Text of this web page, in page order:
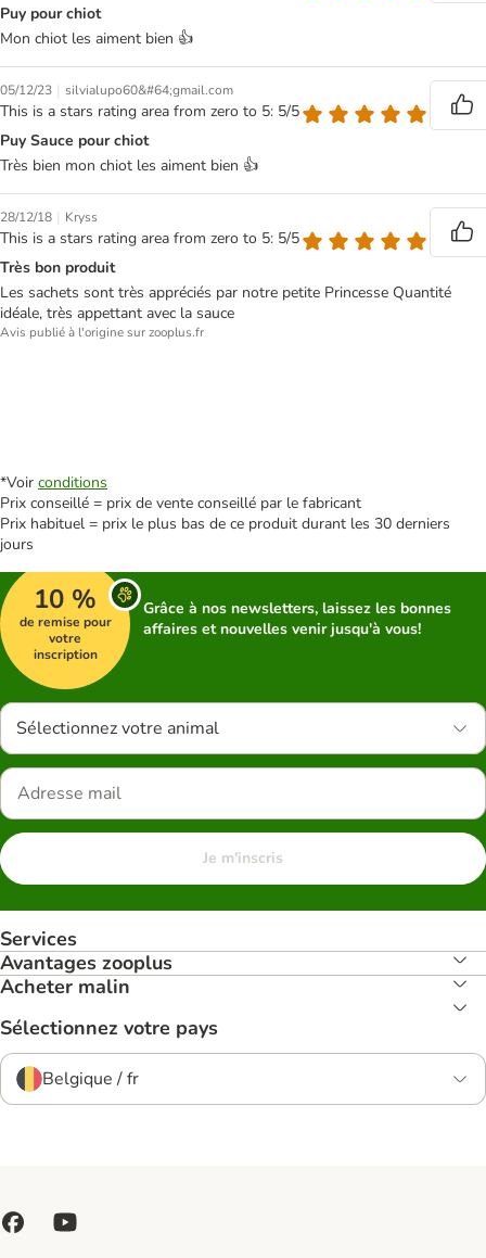
Puy pour chiot
Mon chiot les aiment bien 👍
05/12/23 | silvialupo60&#64;gmail.com
This is a stars rating area from zero to 5: 5/5
Puy Sauce pour chiot
Très bien mon chiot les aiment bien 👍
28/12/18 | Kryss
This is a stars rating area from zero to 5: 5/5
Très bon produit
Les sachets sont très appréciés par notre petite Princesse Quantité
idéale, très appettant avec la sauce
Avis publié à l'origine sur zooplus.fr
*Voir conditions
Prix conseillé = prix de vente conseillé par le fabricant
Prix habituel = prix le plus bas de ce produit durant les 30 derniers
jours
10 %
de remise pour
votre
inscription
Grâce à nos newsletters, laissez les bonnes
affaires et nouvelles venir jusqu'à vous!
Sélectionnez votre animal
Je m'inscris
Services
Avantages zooplus
Acheter malin
Sélectionnez votre pays
Belgique / fr